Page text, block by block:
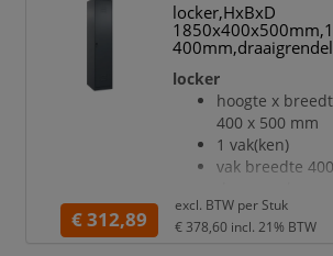
verdraaibare,
schuifhaken
openslaande
etikettenlijst en
inliggende
Elke deur is
met een
sluiting
Hoge stabiliteit
dankzij m
locker,HxBxD
400mm,draaigrendel
locker
hoogte x
400 x 500 mm
1 vak(ken)
vak breedte
per vak een
€ 312,89
excl. BTW per Stuk
€ 378,60 incl. 21% BTW